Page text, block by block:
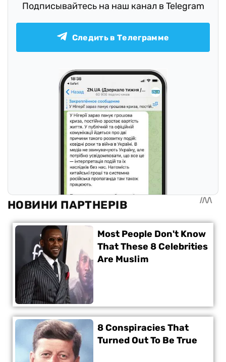
Подписывайтесь на наш канал в Telegram
Следить в Телеграмме